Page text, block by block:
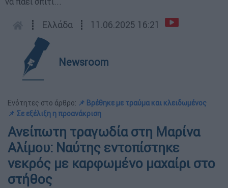
┋ Ελλάδα ┋ 11.06.2025 16:21
Newsroom
Ενότητες στο άρθρο: 📌 Βρέθηκε με τραύμα και κλειδωμένος
📌 Σε εξέλιξη η προανάκριση
Ανείπωτη τραγωδία στη Μαρίνα
Αλίμου: Ναύτης εντοπίστηκε
νεκρός με καρφωμένο μαχαίρι στο
στήθος